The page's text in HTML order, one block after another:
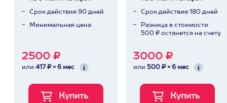
Срок действия 90 дней
Минимальная цена
2500 ₽
или 417 ₽ × 6 мес
Срок действия 180 дней
Разница в стоимости
500 ₽ останется на счету
3000 ₽
или 500 ₽ × 6 мес